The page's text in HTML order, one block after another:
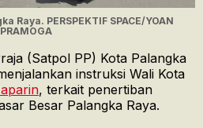
Raya. PERSPEKTIF SPACE/YOAN
PRAMOGA
(Satpol PP) Kota Palangka
instruksi Wali Kota
, terkait penertiban
Besar Palangka Raya.